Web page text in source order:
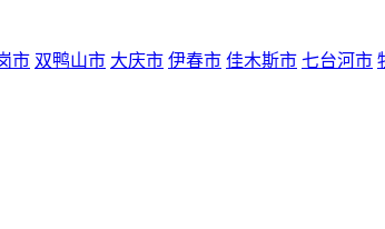
市 双鸭山市 大庆市 伊春市 佳木斯市 七台河市